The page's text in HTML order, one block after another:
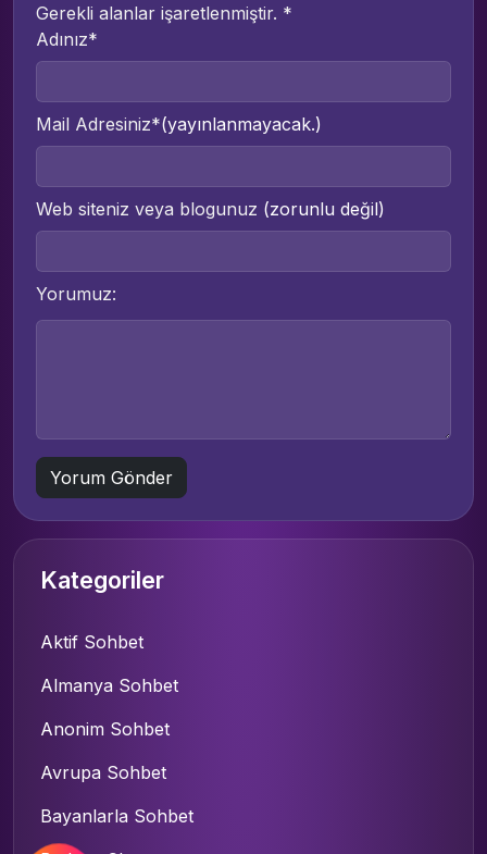
Gerekli alanlar işaretlenmiştir. *
Adınız*
Mail Adresiniz*(yayınlanmayacak.)
Web siteniz veya blogunuz (zorunlu değil)
Yorumuz:
Kategoriler
Aktif Sohbet
Almanya Sohbet
Anonim Sohbet
Avrupa Sohbet
Bayanlarla Sohbet